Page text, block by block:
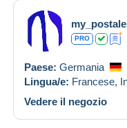
PRO
Paese: Germania
Lingua/e: Francese,
Vedere il negozio